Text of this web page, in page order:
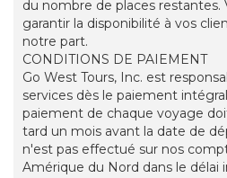
du nombre de places restantes.
garantir la disponibilité à vos
notre part.
CONDITIONS DE PAIEMENT
Go West Tours, Inc. est
services dès le paiement
paiement de chaque voyage
tard un mois avant la date de
n'est pas effectué sur nos
Amérique du Nord dans le délai